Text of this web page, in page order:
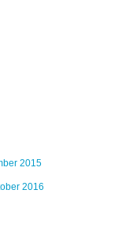
2015
2016